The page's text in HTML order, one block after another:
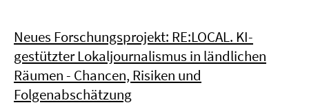
Neues Forschungsprojekt: RE:LOCAL. KI-
gestützter Lokaljournalismus in ländlichen
Räumen - Chancen, Risiken und
Folgenabschätzung